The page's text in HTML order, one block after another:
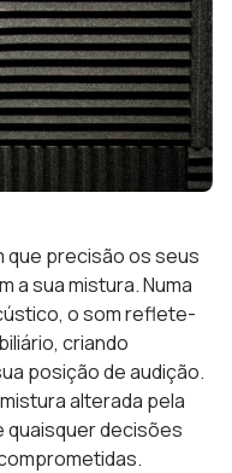
que precisão os seus
a sua mistura. Numa
o som reflete-
criando
posição de audição.
alterada pela
quaisquer decisões